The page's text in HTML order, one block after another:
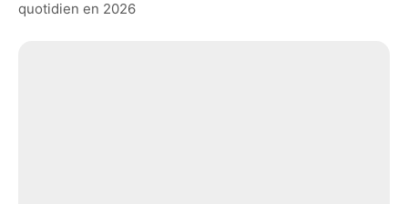
quotidien en 2026